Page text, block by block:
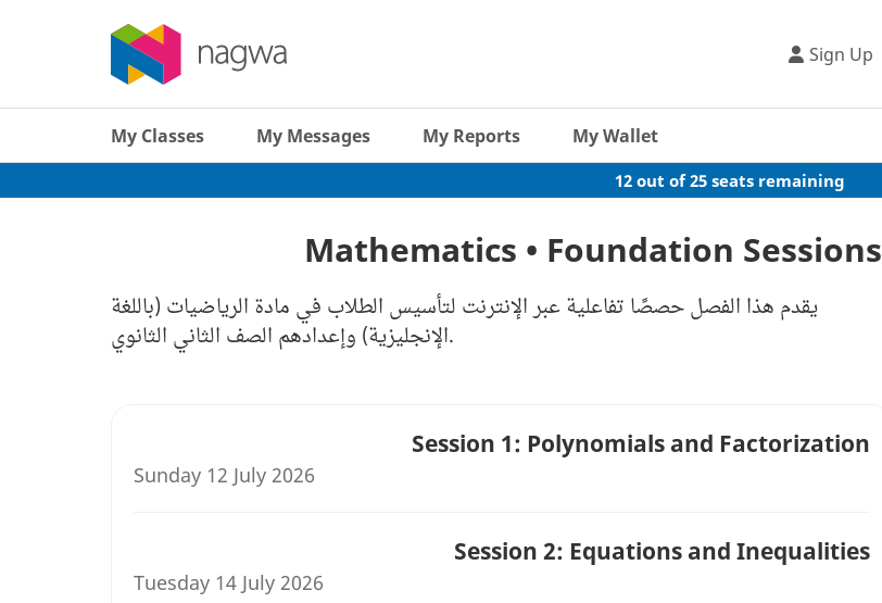
Sign Up
My Classes My Messages My Reports My Wallet
12 out of 25 seats remaining
Mathematics • Foundation Sessions
يقدم هذا الفصل حصصًا تفاعلية عبر الإنترنت لتأسيس الطلاب في مادة الرياضيات (باللغة
الإنجليزية) وإعدادهم الصف الثاني الثانوي.
Session 1: Polynomials and Factorization
Sunday 12 July 2026
Session 2: Equations and Inequalities
Tuesday 14 July 2026